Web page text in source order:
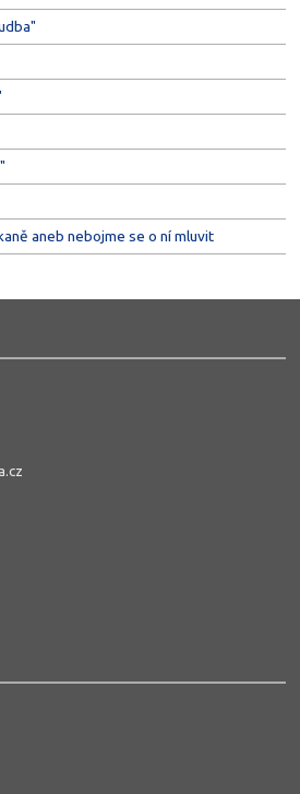
aneb nebojme se o ní mluvit